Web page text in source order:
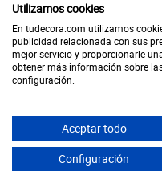
PAGO 100% SEGURO
© 2026 - Desde 1998 en
fabricados en
Utilizamos cookies
En tudecora.com utilizamos
publicidad relacionada con sus
mejor servicio y proporcionarle
obtener más información sobre
configuración.
Aceptar todo
Configuración